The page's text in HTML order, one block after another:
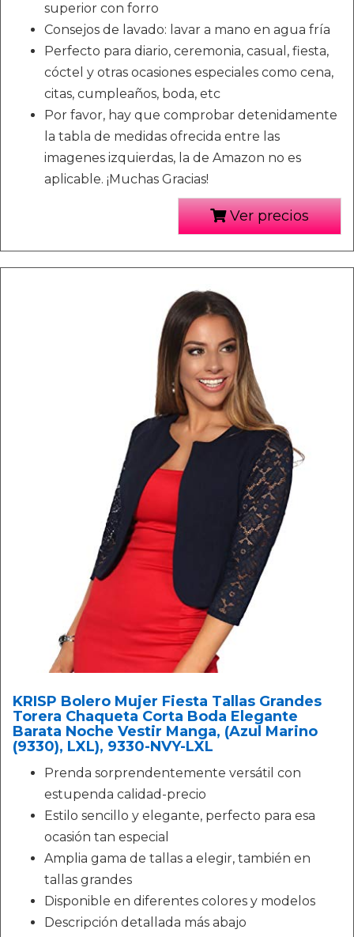
superior con forro
Consejos de lavado: lavar a mano en agua fría
Perfecto para diario, ceremonia, casual, fiesta,
cóctel y otras ocasiones especiales como cena,
citas, cumpleaños, boda, etc
Por favor, hay que comprobar detenidamente
la tabla de medidas ofrecida entre las
imagenes izquierdas, la de Amazon no es
aplicable. ¡Muchas Gracias!
Ver precios
KRISP Bolero Mujer Fiesta Tallas Grandes
Torera Chaqueta Corta Boda Elegante
Barata Noche Vestir Manga, (Azul Marino
(9330), LXL), 9330-NVY-LXL
Prenda sorprendentemente versátil con
estupenda calidad-precio
Estilo sencillo y elegante, perfecto para esa
ocasión tan especial
Amplia gama de tallas a elegir, también en
tallas grandes
Disponible en diferentes colores y modelos
Descripción detallada más abajo